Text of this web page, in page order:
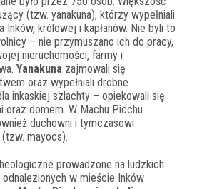
(tzw. yanakuna), którzy wypełniali
Inków, królowej i kapłanów. Nie byli to
– nie przymuszano ich do pracy,
nieruchomości, farmy i
Yanakuna zajmowali się
oraz wypełniali drobne
inkaskiej szlachty – opiekowali się
oraz domem. W Machu Picchu
duchowni i tymczasowi
mayocs).
prowadzone na ludzkich
w mieście Inków